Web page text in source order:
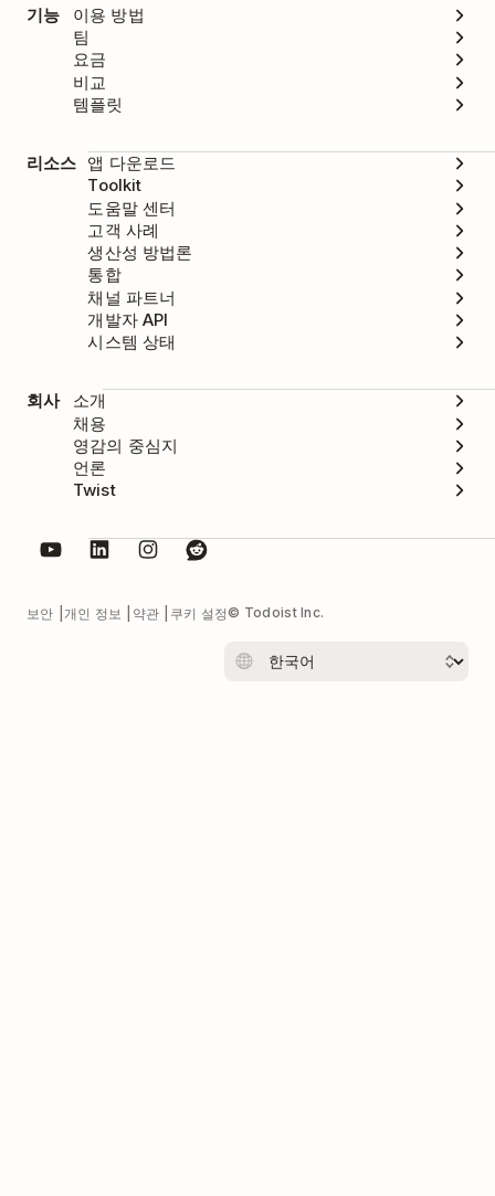
기능
이용 방법
팀
요금
비교
템플릿
리소스 앱 다운로드
Toolkit
도움말 센터
고객 사례
생산성 방법론
통합
채널 파트너
개발자 API
시스템 상태
회사
소개
채용
영감의 중심지
언론
Twist
보안 개인 정보 약관 쿠키 설정© Todoist Inc.